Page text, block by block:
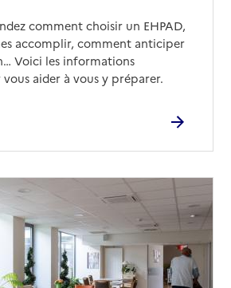
comment choisir un EHPAD,
accomplir, comment anticiper
Voici les informations
aider à vous y préparer.